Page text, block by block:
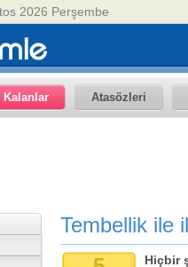
2026 Perşembe
Kalanlar Atasözleri
Tembellik ile
Hiçbir